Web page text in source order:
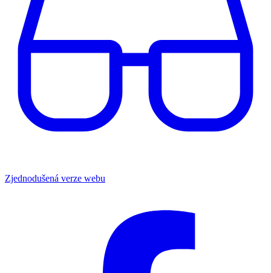
Zjednodušená verze webu